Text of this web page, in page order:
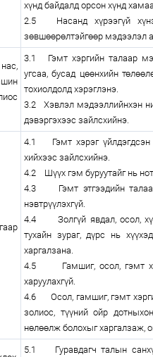
хүнд байдалд орсон хүнд
2.5 Насанд хүрээгүй
зөвшөөрөлтэйгөөр мэдээлэл
3.1 Гэмт хэргийн талаар
угсаа, бусад цөөнхийн
тохиолдолд хэрэглэнэ.
3.2 Хэвлэл мэдээллийнхэн
дэвэргэхээс зайлсхийнэ.
4.1 Гэмт хэрэг үйлдэгдсэн
хийхээс зайлсхийнэ.
4.2 Шүүх гэм буруутайг нь
4.3 Гэмт этгээдийн талаар
нэвтрүүлэхгүй.
4.4 Золгүй явдал, осол,
тухайн зураг, дүрс нь
харгалзана.
4.5 Гамшиг, осол, гэмт
харуулахгүй.
4.6 Осол, гамшиг, гэмт
золиос, түүний ойр
нөлөөлж болохыг харгалзаж,
5.1 Гуравдагч талын